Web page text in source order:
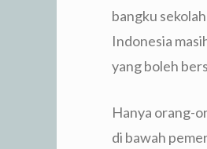
bangku
Indonesia
yang boleh
Hanya orang-
di bawah